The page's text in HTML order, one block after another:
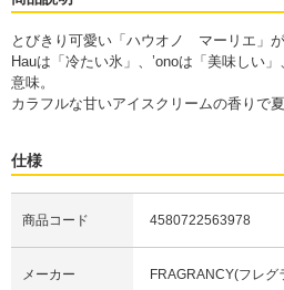
とびきり可愛い「ハウオノ マーリエ」が
Hauは「冷たい氷」、’onoは「美味しい
意味。
カラフルな甘いアイスクリームの香りで
仕様
商品コード 4580722563978
メーカー FRAGRANCY(フレグ